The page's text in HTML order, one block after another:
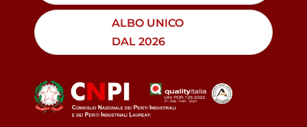
ALBO UNICO
DAL 2026